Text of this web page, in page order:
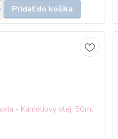
Pridať do košíka